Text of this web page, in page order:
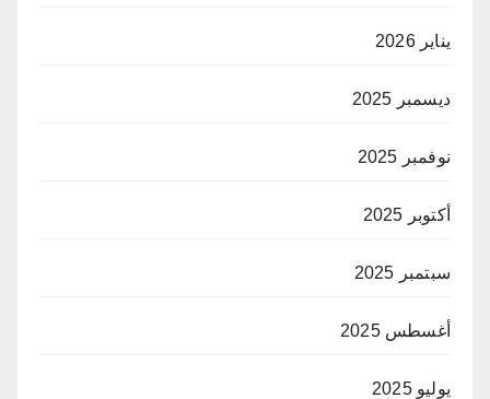
يناير 2026
ديسمبر 2025
نوفمبر 2025
أكتوبر 2025
سبتمبر 2025
أغسطس 2025
يوليو 2025